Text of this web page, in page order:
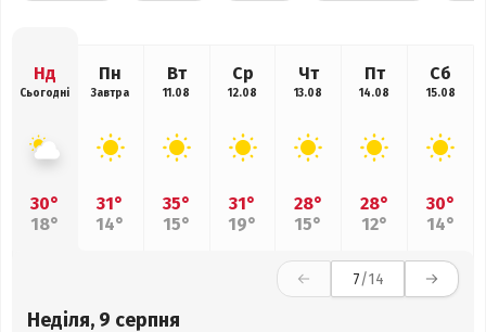
Нд
Сьогодні
30°
18°
Пн
Завтра
31°
14°
Вт
11.08
35°
15°
Ср
12.08
31°
19°
Чт
13.08
28°
15°
Пт
14.08
28°
12°
Сб
15.08
30°
14°
7/14
Неділя, 9 серпня